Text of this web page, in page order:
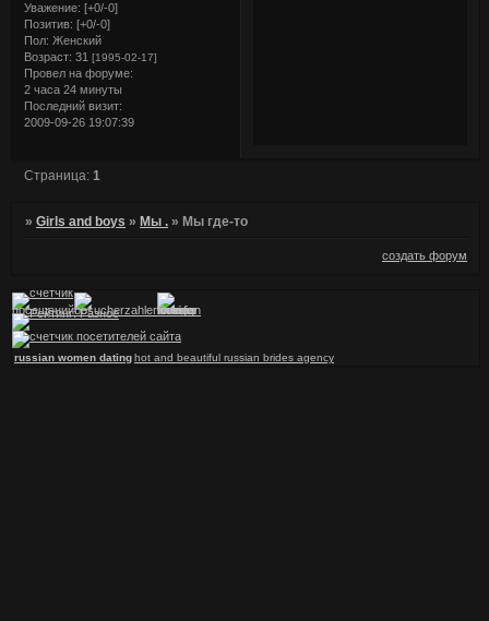
Уважение: [+0/-0]
Позитив: [+0/-0]
Пол: Женский
Возраст: 31 [1995-02-17]
Провел на форуме:
2 часа 24 минуты
Последний визит:
2009-09-26 19:07:39
Страница:1
»Girls and boys »Мы . »Мы где-то
создать форум
russian women datinghot and beautiful russian brides agency